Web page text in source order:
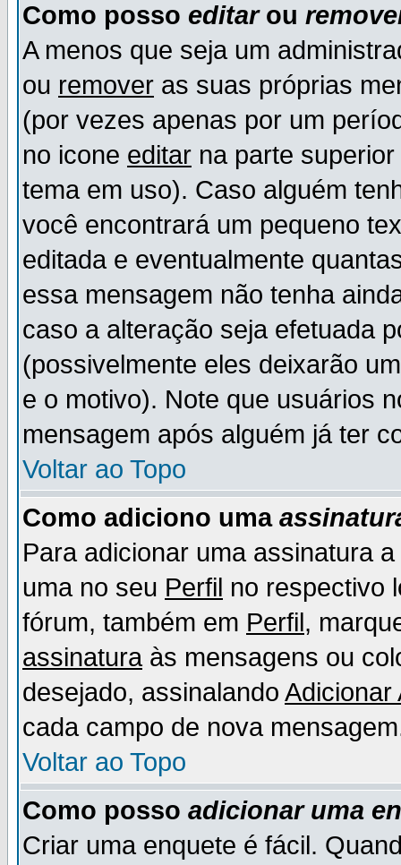
Como posso editarou
A menos que seja um
ou remover as suas próprias
(por vezes apenas por um
no icone editar na parte
tema em uso). Caso alguém
você encontrará um pequeno
editada e eventualmente
essa mensagem não tenha
caso a alteração seja efetuada
(possivelmente eles deixarão
e o motivo). Note que usuários
mensagem após alguém já ter
Voltar ao Topo
Como adiciono uma
Para adicionar uma assinatura
uma no seu Perfil no respectivo
fórum, também em Perfil,
assinaturaàs mensagens ou
desejado, assinalando Adicionar
cada campo de nova
Voltar ao Topo
Como posso adicionar uma
Criar uma enquete é fácil.